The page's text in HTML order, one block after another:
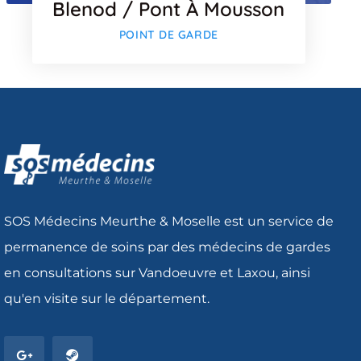
Blenod / Pont À Mousson
POINT DE GARDE
SOS Médecins Meurthe & Moselle est un service de
permanence de soins par des médecins de gardes
en consultations sur Vandoeuvre et Laxou, ainsi
qu'en visite sur le département.